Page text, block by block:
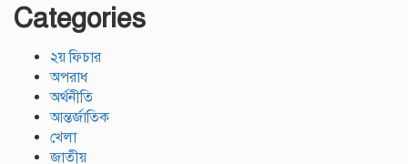
Categories
২য় ফিচার
অপরাধ
অর্থনীতি
আন্তর্জাতিক
খেলা
জাতীয়